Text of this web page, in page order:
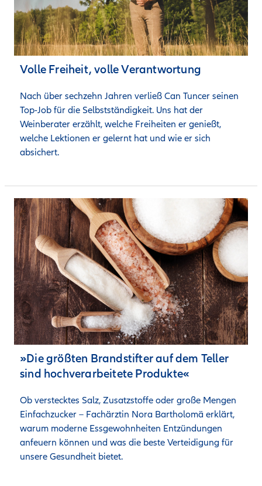
Volle Freiheit, volle Verantwortung
Nach über sechzehn Jahren verließ Can Tuncer seinen
Top-Job für die Selbstständigkeit. Uns hat der
Weinberater erzählt, welche Freiheiten er genießt,
welche Lektionen er gelernt hat und wie er sich
absichert.
»Die größten Brandstifter auf dem Teller
sind hochverarbeitete Produkte«
Ob verstecktes Salz, Zusatzstoffe oder große Mengen
Einfachzucker – Fachärztin Nora Bartholomä erklärt,
warum moderne Essgewohnheiten Entzündungen
anfeuern können und was die beste Verteidigung für
unsere Gesundheit bietet.